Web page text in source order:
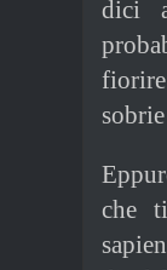
dici
che